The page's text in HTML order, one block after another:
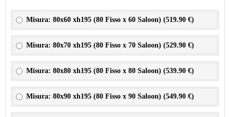
Misura: 80x60 xh195 (80 Fisso x 60 Saloon) (519.90 €)
Misura: 80x70 xh195 (80 Fisso x 70 Saloon) (529.90 €)
Misura: 80x80 xh195 (80 Fisso x 80 Saloon) (539.90 €)
Misura: 80x90 xh195 (80 Fisso x 90 Saloon) (549.90 €)